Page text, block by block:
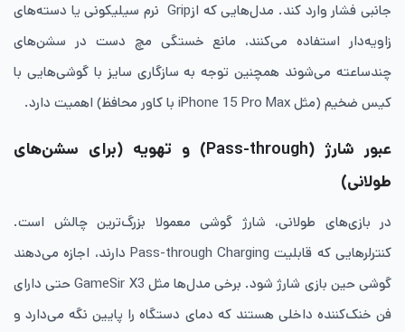
جانبی فشار وارد کند. مدل‌هایی که ازGrip نرم سیلیکونی یا دسته‌های
زاویه‌دار استفاده می‌کنند، مانع خستگی مچ دست در سشن‌های
چندساعته می‌شوند همچنین توجه به سازگاری سایز با گوشی‌هایی با
کیس ضخیم (مثل iPhone 15 Pro Max با کاور محافظ) اهمیت دارد.
عبور شارژ (Pass-through) و تهویه (برای سشن‌های
طولانی)
در بازی‌های طولانی، شارژ گوشی معمولا بزرگ‌ترین چالش است.
کنترلرهایی که قابلیت Pass-through Charging دارند، اجازه می‌دهند
گوشی حین بازی شارژ شود. برخی مدل‌ها مثل GameSir X3 حتی دارای
فن خنک‌کننده داخلی هستند که دمای دستگاه را پایین نگه می‌دارد و